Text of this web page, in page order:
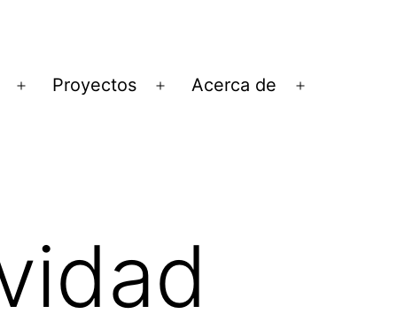
Abrir
Proyectos
Abrir
Acerca de